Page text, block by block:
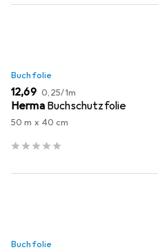
Buchfolie
EUR
12,69 EUR
0,25/1m
Herma Buchschutzfolie
50 m x 40 cm
Buchfolie